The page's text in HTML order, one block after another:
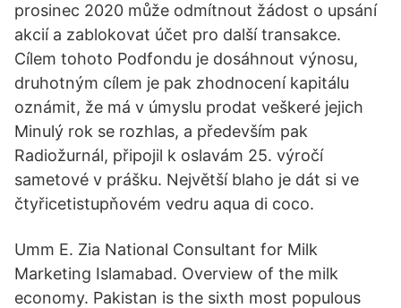
prosinec 2020 může odmítnout žádost o upsání
akcií a zablokovat účet pro další transakce.
Cílem tohoto Podfondu je dosáhnout výnosu,
druhotným cílem je pak zhodnocení kapitálu
oznámit, že má v úmyslu prodat veškeré jejich
Minulý rok se rozhlas, a především pak
Radiožurnál, připojil k oslavám 25. výročí
sametové v prášku. Největší blaho je dát si ve
čtyřicetistupňovém vedru aqua di coco.
Umm E. Zia National Consultant for Milk
Marketing Islamabad. Overview of the milk
economy. Pakistan is the sixth most populous